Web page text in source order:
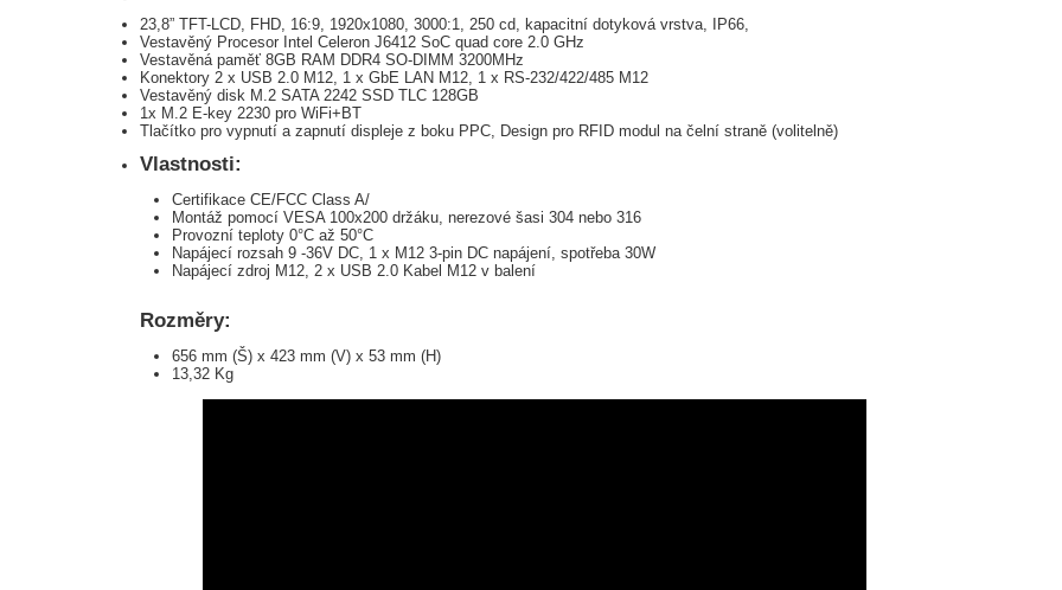
23,8” TFT-LCD, FHD, 16:9, 1920x1080, 3000:1, 250 cd, kapacitní dotyková vrstva, IP66,
Vestavěný Procesor Intel Celeron J6412 SoC quad core 2.0 GHz
Vestavěná paměť 8GB RAM DDR4 SO-DIMM 3200MHz
Konektory 2 x USB 2.0 M12, 1 x GbE LAN M12, 1 x RS-232/422/485 M12
Vestavěný disk M.2 SATA 2242 SSD TLC 128GB
1x M.2 E-key 2230 pro WiFi+BT
Tlačítko pro vypnutí a zapnutí displeje z boku PPC, Design pro RFID modul na čelní straně (volitelně)
Vlastnosti:
Certifikace CE/FCC Class A/
Montáž pomocí VESA 100x200 držáku, nerezové šasi 304 nebo 316
Provozní teploty 0°C až 50°C
Napájecí rozsah 9 -36V DC, 1 x M12 3-pin DC napájení, spotřeba 30W
Napájecí zdroj M12, 2 x USB 2.0 Kabel M12 v balení
Rozměry:
656 mm (Š) x 423 mm (V) x 53 mm (H)
13,32 Kg